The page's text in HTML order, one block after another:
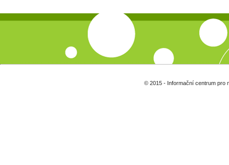
© 2015 - Informační centrum pro